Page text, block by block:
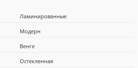
Ламинированные
Модерн
Венге
Остекленная